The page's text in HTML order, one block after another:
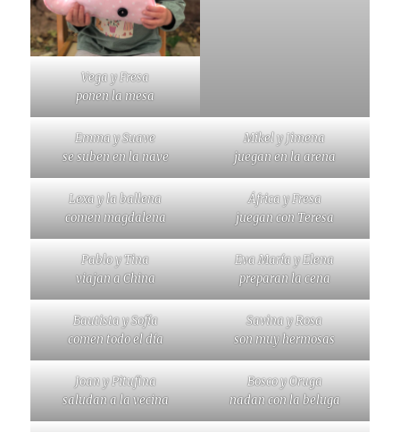
Vega y Fresa
ponen la mesa
Emma y Suave
se suben en la nave
Mikel y Jimena
juegan en la arena
Lexa y la ballena
comen magdalena
África y Fresa
juegan con Teresa
Pablo y Tina
viajan a China
Eva María y Elena
preparan la cena
Bautista y Sofía
comen todo el día
Savina y Rosa
son muy hermosas
Joan y Pitufina
saludan a la vecina
Bosco y Oruga
nadan con la beluga